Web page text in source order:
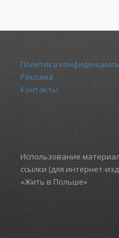
Политика
Реклама
Контакты
Использование
ссылки (для интернет-
«Жить в Польше»